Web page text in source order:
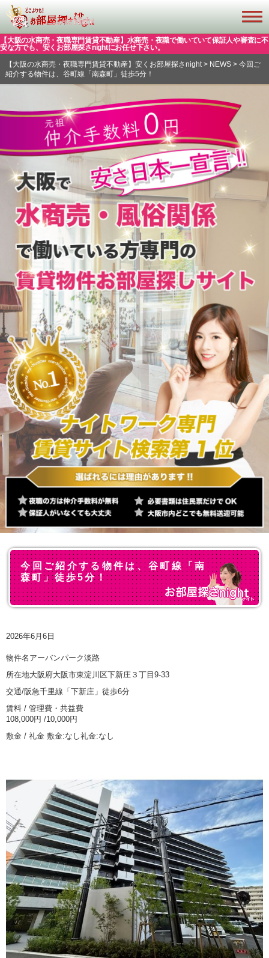
【大阪の水商売・夜職専門賃貸不動産】水商売・夜職で働いていて保証人や審査に不
安な方でも、安くお部屋探さnightにお任せ下さい。
【大阪の水商売・夜職専門賃貸不動産】安くお部屋探さnight> NEWS> 今回ご
紹介する物件は、谷町線「南森町」徒歩5分！
今回ご紹介する物件は、谷町線「南
森町」徒歩5分！
2026年6月6日
物件名アーバンパーク淡路
所在地大阪府大阪市東淀川区下新庄３丁目9-33
交通/阪急千里線「下新庄」徒歩6分
賃料 / 管理費・共益費
108,000円 /10,000円
敷金 / 礼金 敷金:なし礼金:なし